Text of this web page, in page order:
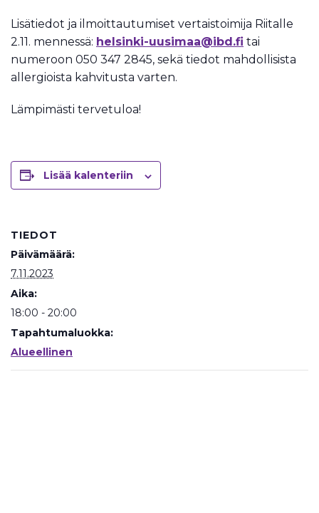
Lisätiedot ja ilmoittautumiset vertaistoimija Riitalle
2.11. mennessä: helsinki-uusimaa@ibd.fi tai
numeroon 050 347 2845, sekä tiedot mahdollisista
allergioista kahvitusta varten.
Lämpimästi tervetuloa!
Lisää kalenteriin
TIEDOT
Päivämäärä:
7.11.2023
Aika:
18:00 - 20:00
Tapahtumaluokka:
Alueellinen